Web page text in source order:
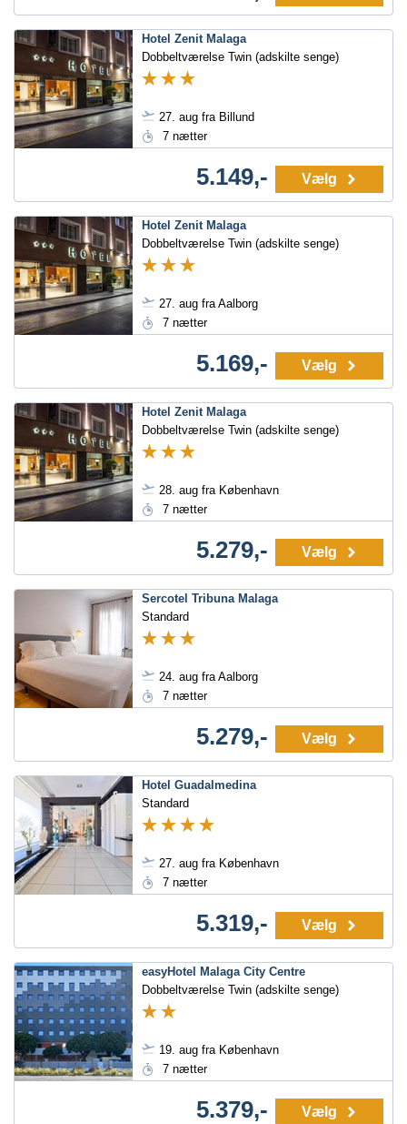
Hotel Zenit Malaga
Dobbeltværelse Twin (adskilte senge)
27. aug fra Billund
7 nætter
5.149,- Vælg
Hotel Zenit Malaga
Dobbeltværelse Twin (adskilte senge)
27. aug fra Aalborg
7 nætter
5.169,- Vælg
Hotel Zenit Malaga
Dobbeltværelse Twin (adskilte senge)
28. aug fra København
7 nætter
5.279,- Vælg
Sercotel Tribuna Malaga
Standard
24. aug fra Aalborg
7 nætter
5.279,- Vælg
Hotel Guadalmedina
Standard
27. aug fra København
7 nætter
5.319,- Vælg
easyHotel Malaga City Centre
Dobbeltværelse Twin (adskilte senge)
19. aug fra København
7 nætter
5.379,- Vælg